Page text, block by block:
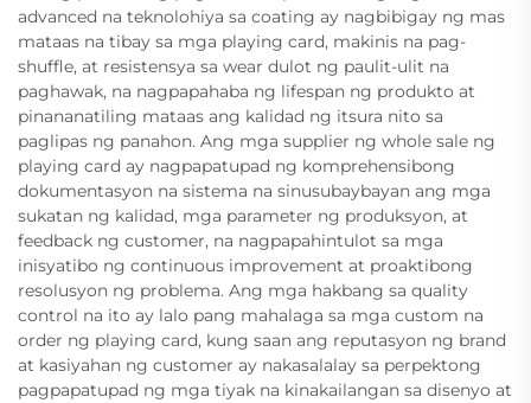
advanced na teknolohiya sa coating ay nagbibigay ng mas
mataas na tibay sa mga playing card, makinis na pag-
shuffle, at resistensya sa wear dulot ng paulit-ulit na
paghawak, na nagpapahaba ng lifespan ng produkto at
pinananatiling mataas ang kalidad ng itsura nito sa
paglipas ng panahon. Ang mga supplier ng whole sale ng
playing card ay nagpapatupad ng komprehensibong
dokumentasyon na sistema na sinusubaybayan ang mga
sukatan ng kalidad, mga parameter ng produksyon, at
feedback ng customer, na nagpapahintulot sa mga
inisyatibo ng continuous improvement at proaktibong
resolusyon ng problema. Ang mga hakbang sa quality
control na ito ay lalo pang mahalaga sa mga custom na
order ng playing card, kung saan ang reputasyon ng brand
at kasiyahan ng customer ay nakasalalay sa perpektong
pagpapatupad ng mga tiyak na kinakailangan sa disenyo at